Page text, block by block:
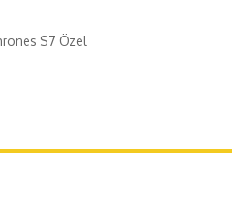
S7 Özel